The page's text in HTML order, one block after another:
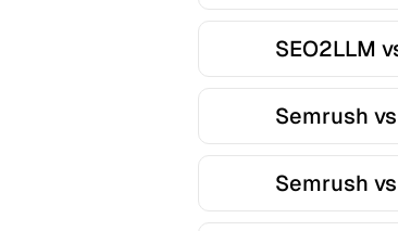
SEO2LLM
Semrush
Semrush